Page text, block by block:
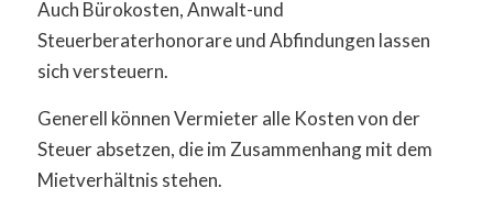
Auch Bürokosten, Anwalt-und
Steuerberaterhonorare und Abfindungen lassen
sich versteuern.
Generell können Vermieter alle Kosten von der
Steuer absetzen, die im Zusammenhang mit dem
Mietverhältnis stehen.